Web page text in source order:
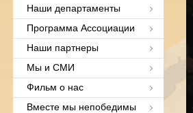
Наши департаменты
Программа Ассоциации
Наши партнеры
Мы и СМИ
Фильм о нас
Вместе мы непобедимы